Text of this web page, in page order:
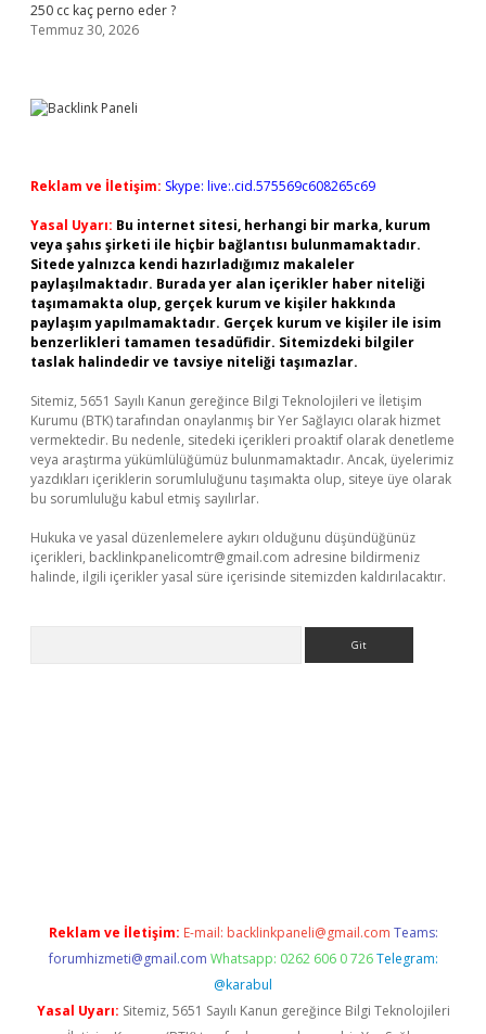
250 cc kaç perno eder ?
Temmuz 30, 2026
Reklam ve İletişim: Skype: live:.cid.575569c608265c69
Yasal Uyarı: Bu internet sitesi, herhangi bir marka, kurum
veya şahıs şirketi ile hiçbir bağlantısı bulunmamaktadır.
Sitede yalnızca kendi hazırladığımız makaleler
paylaşılmaktadır. Burada yer alan içerikler haber niteliği
taşımamakta olup, gerçek kurum ve kişiler hakkında
paylaşım yapılmamaktadır. Gerçek kurum ve kişiler ile isim
benzerlikleri tamamen tesadüfidir. Sitemizdeki bilgiler
taslak halindedir ve tavsiye niteliği taşımazlar.
Sitemiz, 5651 Sayılı Kanun gereğince Bilgi Teknolojileri ve İletişim
Kurumu (BTK) tarafından onaylanmış bir Yer Sağlayıcı olarak hizmet
vermektedir. Bu nedenle, sitedeki içerikleri proaktif olarak denetleme
veya araştırma yükümlülüğümüz bulunmamaktadır. Ancak, üyelerimiz
yazdıkları içeriklerin sorumluluğunu taşımakta olup, siteye üye olarak
bu sorumluluğu kabul etmiş sayılırlar.
Hukuka ve yasal düzenlemelere aykırı olduğunu düşündüğünüz
içerikleri, backlinkpanelicomtr@gmail.com adresine bildirmeniz
halinde, ilgili içerikler yasal süre içerisinde sitemizden kaldırılacaktır.
Reklam ve İletişim: E-mail: backlinkpaneli@gmail.com Teams:
forumhizmeti@gmail.com Whatsapp: 0262 606 0 726 Telegram:
@karabul
Yasal Uyarı: Sitemiz, 5651 Sayılı Kanun gereğince Bilgi Teknolojileri